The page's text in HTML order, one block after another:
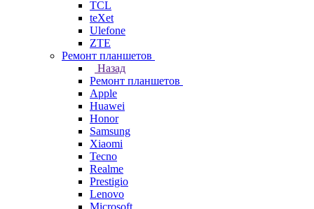
TCL
teXet
Ulefone
ZTE
Ремонт планшетов
Назад
Ремонт планшетов
Apple
Huawei
Honor
Samsung
Xiaomi
Tecno
Realme
Prestigio
Lenovo
Microsoft